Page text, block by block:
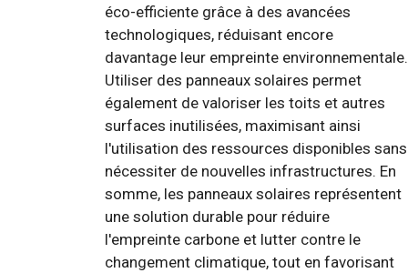
éco-efficiente grâce à des avancées
technologiques, réduisant encore
davantage leur empreinte environnementale.
Utiliser des panneaux solaires permet
également de valoriser les toits et autres
surfaces inutilisées, maximisant ainsi
l'utilisation des ressources disponibles sans
nécessiter de nouvelles infrastructures. En
somme, les panneaux solaires représentent
une solution durable pour réduire
l'empreinte carbone et lutter contre le
changement climatique, tout en favorisant